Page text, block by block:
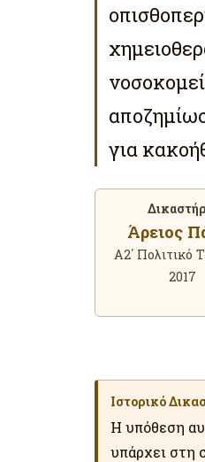
για
Άρειος
Α2΄ Πολιτικό
2017
Ιστορικό
Η υπόθεση
υπάρχει στη